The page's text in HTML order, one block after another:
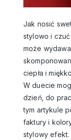
Jak nosić
stylowo i
może
ciepła i
W duecie
dzień, do
tym artykule
faktury i
stylowy efekt.